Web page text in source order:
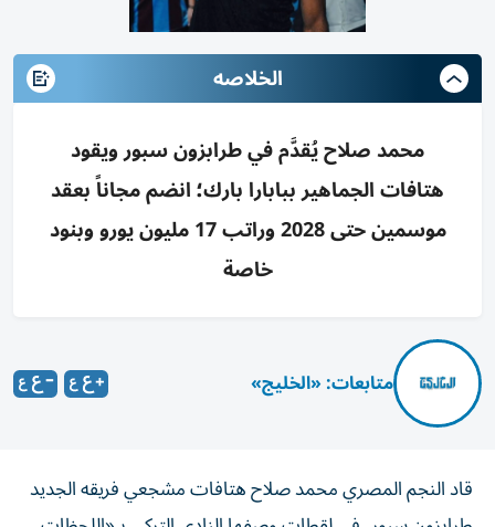
الخلاصه
محمد صلاح يُقدَّم في طرابزون سبور ويقود
هتافات الجماهير ببابارا بارك؛ انضم مجاناً بعقد
موسمين حتى 2028 وراتب 17 مليون يورو وبنود
خاصة
متابعات: «الخليج»
قاد النجم المصري محمد صلاح هتافات مشجعي فريقه الجديد